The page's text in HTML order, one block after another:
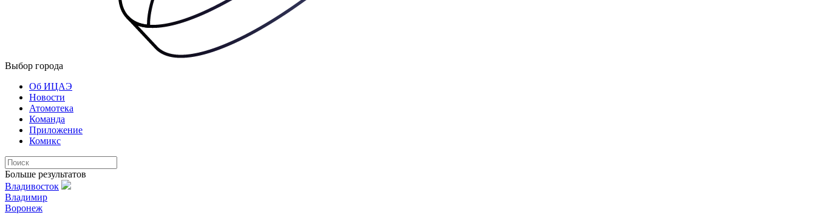
Выбор города
Об ИЦАЭ
Новости
Атомотека
Команда
Приложение
Комикс
Больше результатов
Владивосток
Владимир
Воронеж